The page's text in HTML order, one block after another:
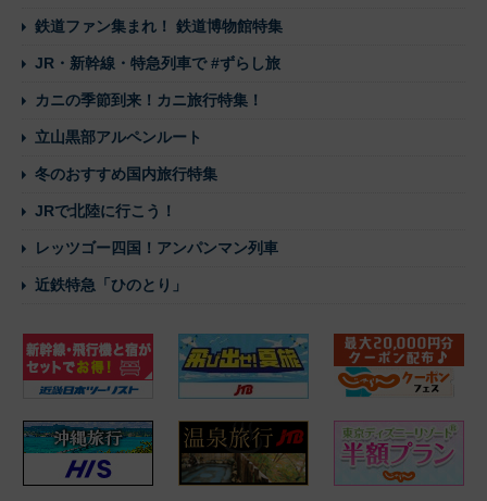
鉄道ファン集まれ！ 鉄道博物館特集
JR・新幹線・特急列車で #ずらし旅
カニの季節到来！カニ旅行特集！
立山黒部アルペンルート
冬のおすすめ国内旅行特集
JRで北陸に行こう！
レッツゴー四国！アンパンマン列車
近鉄特急「ひのとり」